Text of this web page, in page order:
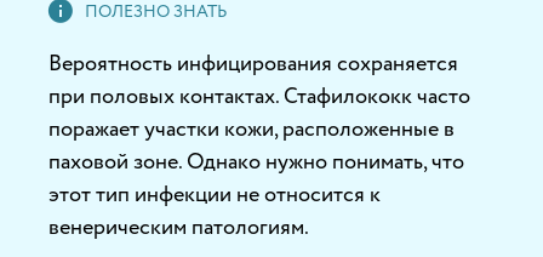
Вероятность инфицирования сохраняется
при половых контактах. Стафилококк часто
поражает участки кожи, расположенные в
паховой зоне. Однако нужно понимать, что
этот тип инфекции не относится к
венерическим патологиям.